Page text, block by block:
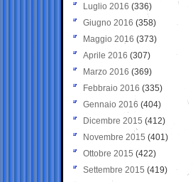
Luglio 2016 (336)
Giugno 2016 (358)
Maggio 2016 (373)
Aprile 2016 (307)
Marzo 2016 (369)
Febbraio 2016 (335)
Gennaio 2016 (404)
Dicembre 2015 (412)
Novembre 2015 (401)
Ottobre 2015 (422)
Settembre 2015 (419)